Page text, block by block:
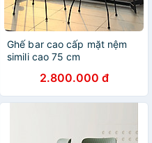
Ghế bar cao cấp mặt nệm
simili cao 75 cm
2.800.000 đ